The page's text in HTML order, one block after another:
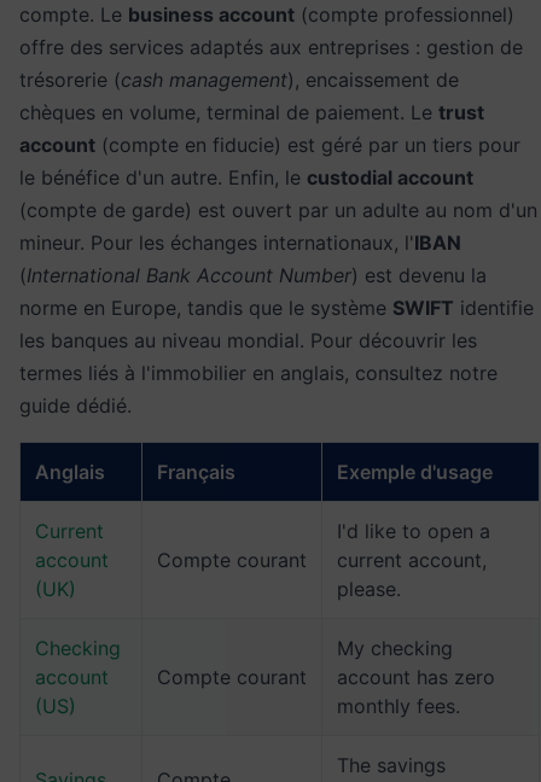
compte. Le business account (compte professionnel)
offre des services adaptés aux entreprises : gestion de
trésorerie (cash management), encaissement de
chèques en volume, terminal de paiement. Le trust
account (compte en fiducie) est géré par un tiers pour
le bénéfice d'un autre. Enfin, le custodial account
(compte de garde) est ouvert par un adulte au nom d'un
mineur. Pour les échanges internationaux, l'IBAN
(International Bank Account Number) est devenu la
norme en Europe, tandis que le système SWIFT identifie
les banques au niveau mondial. Pour découvrir les
termes liés à l'immobilier en anglais, consultez notre
guide dédié.
Anglais Français Exemple d'usage
Current
account
(UK)
Compte courant
I'd like to open a
current account,
please.
Checking
account
(US)
Compte courant
My checking
account has zero
monthly fees.
The savings